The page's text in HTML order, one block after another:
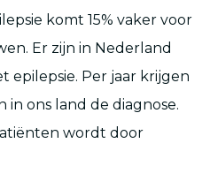
komt 15% vaker voor
Er zijn in Nederland
epilepsie. Per jaar krijgen
in ons land de diagnose.
wordt door